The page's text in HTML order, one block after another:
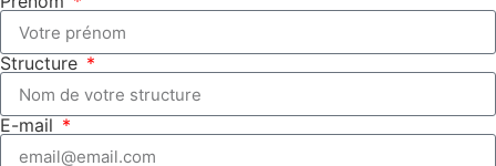
Structure
E-mail